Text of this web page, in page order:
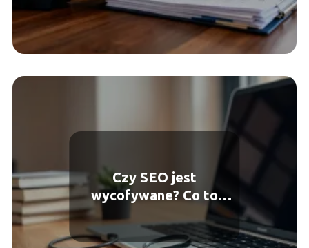
Czy SEO jest
wycofywane? Co to
oznacza dla stron